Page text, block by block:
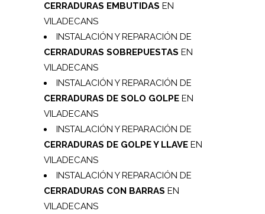
CERRADURAS EMBUTIDAS EN
VILADECANS
INSTALACIÓN Y REPARACIÓN DE
CERRADURAS SOBREPUESTAS EN
VILADECANS
INSTALACIÓN Y REPARACIÓN DE
CERRADURAS DE SOLO GOLPE EN
VILADECANS
INSTALACIÓN Y REPARACIÓN DE
CERRADURAS DE GOLPE Y LLAVE EN
VILADECANS
INSTALACIÓN Y REPARACIÓN DE
CERRADURAS CON BARRAS EN
VILADECANS